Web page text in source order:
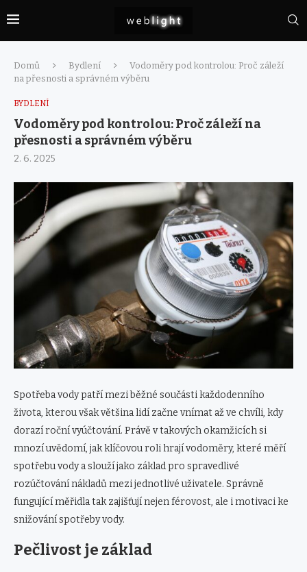
Domů Bydlení
Vodoměry pod kontrolou: Proč záleží
na přesnosti a správném výběru
BYDLENÍ
Vodoměry pod kontrolou: Proč záleží na
přesnosti a správném výběru
2. 6. 2025
Spotřeba vody patří mezi běžné součásti každodenního
života, kterou však většina lidí začne vnímat až ve chvíli, kdy
dorazí roční vyúčtování. Právě v takových okamžicích si
mnozí uvědomí, jak klíčovou roli hrají vodoměry, které měří
spotřebu vody a slouží jako základ pro spravedlivé
rozúčtování nákladů mezi jednotlivé uživatele. Správně
fungující měřidla tak zajišťují nejen férovost, ale i motivaci ke
snižování spotřeby vody.
Pečlivost je základ